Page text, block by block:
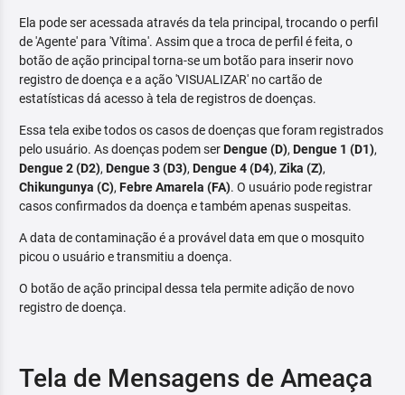
Ela pode ser acessada através da tela principal, trocando o perfil
de 'Agente' para 'Vítima'. Assim que a troca de perfil é feita, o
botão de ação principal torna-se um botão para inserir novo
registro de doença e a ação 'VISUALIZAR' no cartão de
estatísticas dá acesso à tela de registros de doenças.
Essa tela exibe todos os casos de doenças que foram registrados
pelo usuário. As doenças podem serDengue (D), Dengue 1 (D1),
Dengue 2 (D2), Dengue 3 (D3), Dengue 4 (D4), Zika (Z),
Chikungunya (C), Febre Amarela (FA). O usuário pode registrar
casos confirmados da doença e também apenas suspeitas.
A data de contaminação é a provável data em que o mosquito
picou o usuário e transmitiu a doença.
O botão de ação principal dessa tela permite adição de novo
registro de doença.
Tela de Mensagens de Ameaça